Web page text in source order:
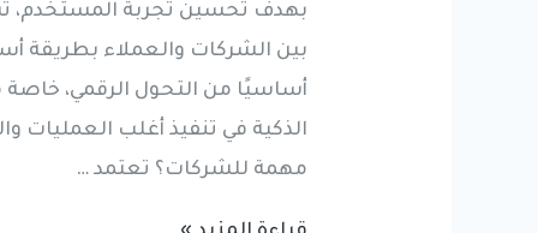
بهدف تحسين تجربة المستخدم،
بين الشركات والعملاء بطريقة
أساسيًا من التحول الرقمي،
الذكية في تنفيذ أغلب العمليات
مهمة للشركات؟ تعتمد …